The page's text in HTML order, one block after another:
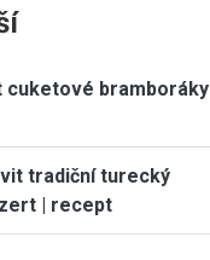
cuketové bramboráky
tradiční turecký
| recept